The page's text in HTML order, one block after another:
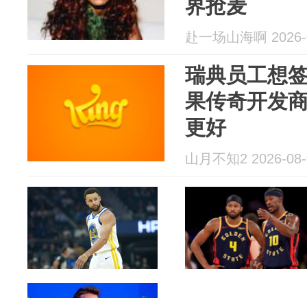
界抢麦
赴一场山海啊
瑞典员工想
果传奇开发
更好
山月不知2 2026-